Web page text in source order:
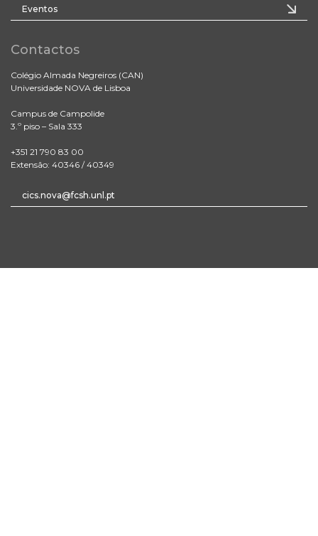
Eventos
Contactos
Colégio Almada Negreiros (CAN)
Universidade NOVA de Lisboa
Campus de Campolide
3.º piso – Sala 333
+351 21 790 83 00
Extensão: 40346 / 40349
cics.nova@fcsh.unl.pt